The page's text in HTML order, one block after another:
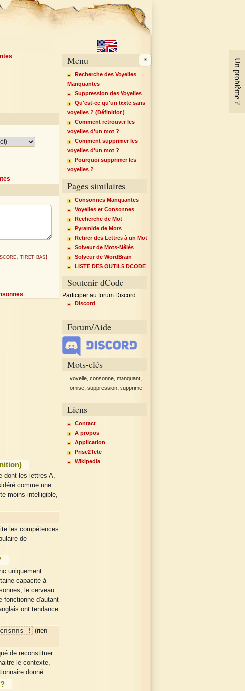
tiret-bas)
dont les lettres A,
comme une
moins intelligible,
les compétences
de
uniquement
capacité à
le cerveau
fonctionne d'autant
ont tendance
! (rien
de reconstituer
le contexte,
donné.
Menu
Recherche des Voyelles
Manquantes
Suppression des Voyelles
Qu'est-ce qu'un texte sans
voyelles ? (Définition)
Comment retrouver les
voyelles d'un mot ?
Comment supprimer les
voyelles d'un mot ?
Pourquoi supprimer les
voyelles ?
Pages similaires
Consonnes Manquantes
Voyelles et Consonnes
Recherche de Mot
Pyramide de Mots
Retirer des Lettres à un Mot
Solveur de Mots-Mêlés
Solveur de WordBrain
LISTE DES OUTILS DCODE
Soutenir dCode
Participer au forum Discord :
Discord
Forum/Aide
Mots-clés
voyelle consonne manquant
omise suppression supprime
Liens
Contact
A propos
Application
Prise2Tete
Wikipedia
Un problème ?